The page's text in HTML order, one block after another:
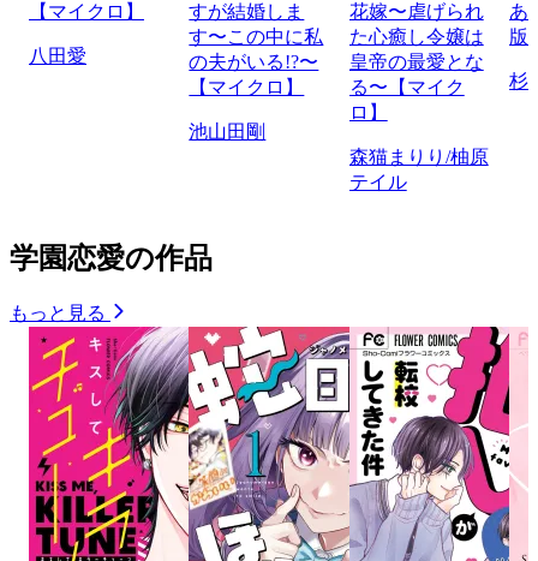
【マイクロ】
八田愛
すが結婚しま
す〜この中に私
の夫がいる!?〜
【マイクロ】
池山田剛
花嫁〜虐げられ
た心癒し令嬢は
皇帝の最愛とな
る〜【マイク
ロ】
森猫まりり/柚原
テイル
あ
版
杉
学園恋愛の作品
もっと見る